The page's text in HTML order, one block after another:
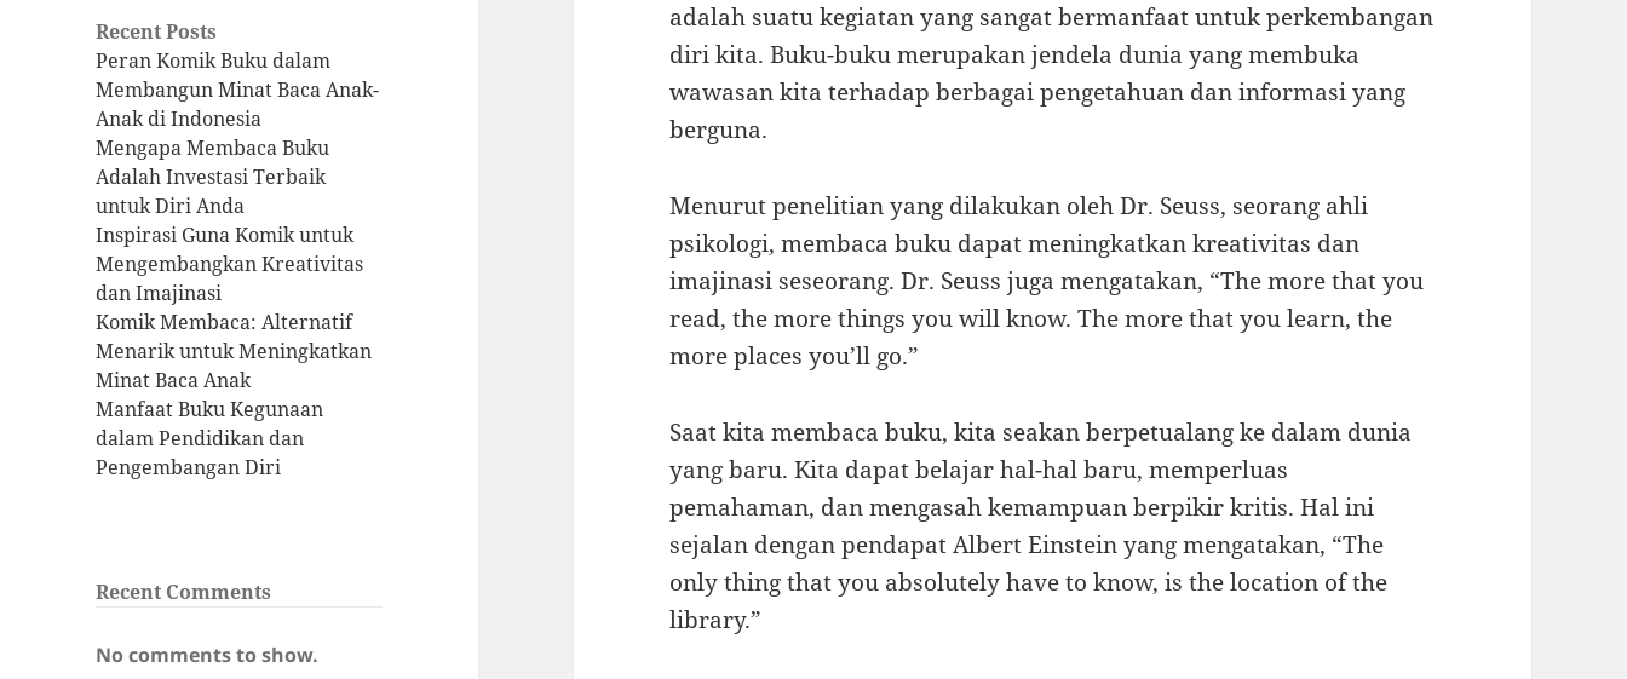
Recent Posts
Peran Komik Buku dalam
Membangun Minat Baca Anak-
Anak di Indonesia
Mengapa Membaca Buku
Adalah Investasi Terbaik
untuk Diri Anda
Inspirasi Guna Komik untuk
Mengembangkan Kreativitas
dan Imajinasi
Komik Membaca: Alternatif
Menarik untuk Meningkatkan
Minat Baca Anak
Manfaat Buku Kegunaan
dalam Pendidikan dan
Pengembangan Diri
Recent Comments
No comments to show.
adalah suatu kegiatan yang sangat bermanfaat untuk perkembangan
diri kita. Buku-buku merupakan jendela dunia yang membuka
wawasan kita terhadap berbagai pengetahuan dan informasi yang
berguna.
Menurut penelitian yang dilakukan oleh Dr. Seuss, seorang ahli
psikologi, membaca buku dapat meningkatkan kreativitas dan
imajinasi seseorang. Dr. Seuss juga mengatakan, “The more that you
read, the more things you will know. The more that you learn, the
more places you’ll go.”
Saat kita membaca buku, kita seakan berpetualang ke dalam dunia
yang baru. Kita dapat belajar hal-hal baru, memperluas
pemahaman, dan mengasah kemampuan berpikir kritis. Hal ini
sejalan dengan pendapat Albert Einstein yang mengatakan, “The
only thing that you absolutely have to know, is the location of the
library.”